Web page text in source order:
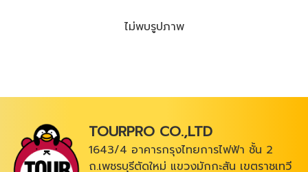
ไม่พบรูปภาพ
TOURPRO CO.,LTD
1643/4 อาคารกรุงไทยการไฟฟ้า ชั้น 2
ถ.เพชรบุรีตัดใหม่ แขวงมักกะสัน เขตราชเทวี